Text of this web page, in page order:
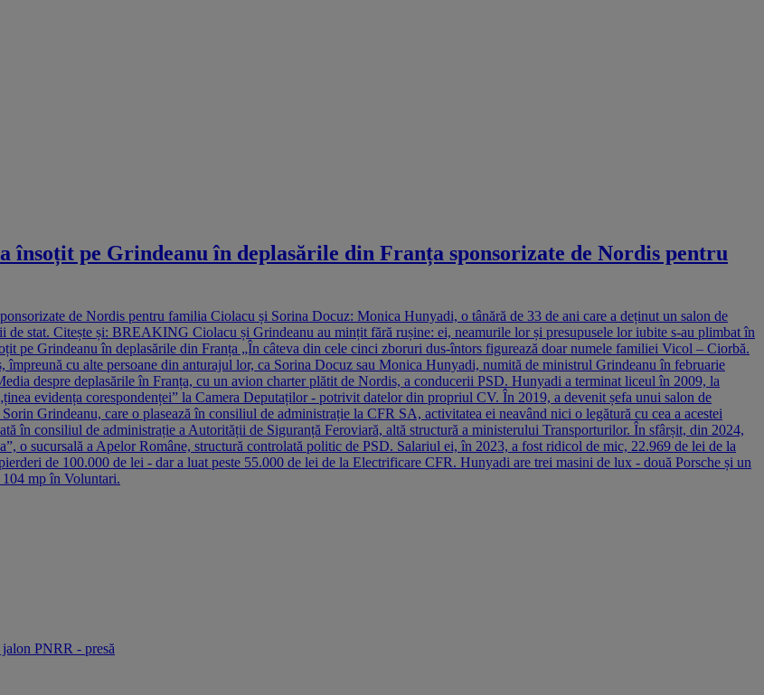
însoțit pe Grindeanu în deplasările din Franța sponsorizate de Nordis pentru
de Nordis pentru familia Ciolacu și Sorina Docuz: Monica Hunyadi, o tânără de 33 de ani care a deținut un salon de
de stat. Citește și: BREAKING Ciolacu și Grindeanu au mințit fără rușine: ei, neamurile lor și presupusele lor iubite s-au plimbat în
pe Grindeanu în deplasările din Franța „În câteva din cele cinci zboruri dus-întors figurează doar numele familiei Vicol – Ciorbă.
cu alte persoane din anturajul lor, ca Sorina Docuz sau Monica Hunyadi, numită de ministrul Grindeanu în februarie
despre deplasările în Franța, cu un avion charter plătit de Nordis, a conducerii PSD. Hunyadi a terminat liceul în 2009, la
evidența corespondenței” la Camera Deputaților - potrivit datelor din propriul CV. În 2019, a devenit șefa unui salon de
Grindeanu, care o plasează în consiliul de administrație la CFR SA, activitatea ei neavând nici o legătură cu cea a acestei
în consiliul de administrație a Autorității de Siguranță Feroviară, altă structură a ministerului Transporturilor. În sfârșit, din 2024,
o sucursală a Apelor Române, structură controlată politic de PSD. Salariul ei, în 2023, a fost ridicol de mic, 22.969 de lei de la
de 100.000 de lei - dar a luat peste 55.000 de lei de la Electrificare CFR. Hunyadi are trei masini de lux - două Porsche și un
mp în Voluntari.
PNRR - presă